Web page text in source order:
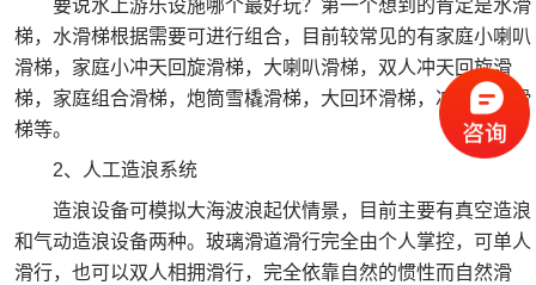
要说水上游乐设施哪个最好玩？第一个想到的肯定是水滑
梯，水滑梯根据需要可进行组合，目前较常见的有家庭小喇叭
滑梯，家庭小冲天回旋滑梯，大喇叭滑梯，双人冲天回旋滑
梯，家庭组合滑梯，炮筒雪橇滑梯，大回环滑梯，冲天回旋滑
梯等。
2、人工造浪系统
造浪设备可模拟大海波浪起伏情景，目前主要有真空造浪
和气动造浪设备两种。玻璃滑道滑行完全由个人掌控，可单人
滑行，也可以双人相拥滑行，完全依靠自然的惯性而自然滑